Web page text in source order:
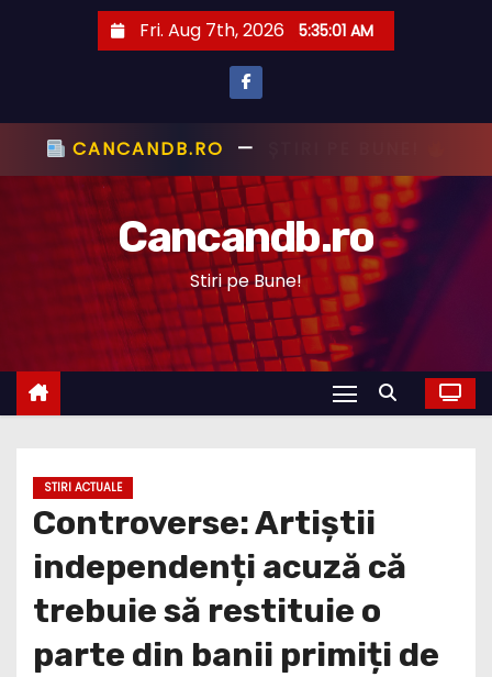
Fri. Aug 7th, 2026 5:35:02 AM
CANCANDB.RO —
Cancandb.ro
Stiri pe Bune!
STIRI ACTUALE
Controverse: Artiștii
independenți acuză că
trebuie să restituie o
parte din banii primiți de